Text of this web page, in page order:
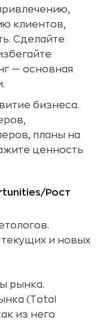
клиентов,
Сделайте
— основная
бизнеса.
планы на
ценность
Рост
и новых
рынка.
(Total
из него